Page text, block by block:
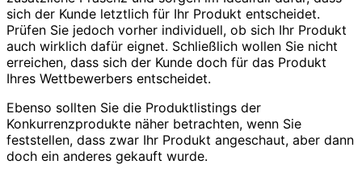
sich der Kunde letztlich für Ihr Produkt entscheidet.
Prüfen Sie jedoch vorher individuell, ob sich Ihr Produkt
auch wirklich dafür eignet. Schließlich wollen Sie nicht
erreichen, dass sich der Kunde doch für das Produkt
Ihres Wettbewerbers entscheidet.
Ebenso sollten Sie die Produktlistings der
Konkurrenzprodukte näher betrachten, wenn Sie
feststellen, dass zwar Ihr Produkt angeschaut, aber dann
doch ein anderes gekauft wurde.